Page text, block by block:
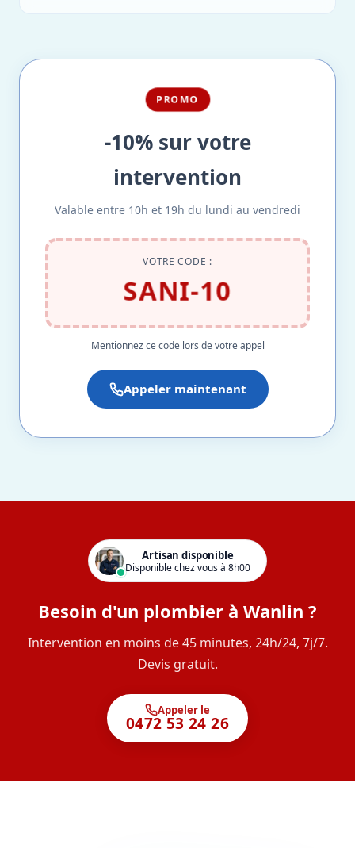
PROMO
-10% sur votre
intervention
Valable entre 10h et 19h du lundi au vendredi
VOTRE CODE :
SANI-10
Mentionnez ce code lors de votre appel
Appeler maintenant
Artisan disponible
Disponible chez vous à 8h00
Besoin d'un plombier à Wanlin ?
Intervention en moins de 45 minutes, 24h/24, 7j/7.
Devis gratuit.
Appeler le
0472 53 24 26